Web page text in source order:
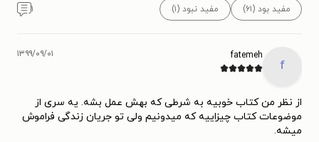
مفید بود (۶۱) مفید نبود (۱) ۱
f
fatemeh ۱۳۹۹/۰۹/۰۱
از نظر من کتاب خوبیه به شرطی که بهش عمل بشه. یه سری از
موضوعات کتاب چیزاییه که میدونیم ولی تو جریان زندگی فراموش
میشه.